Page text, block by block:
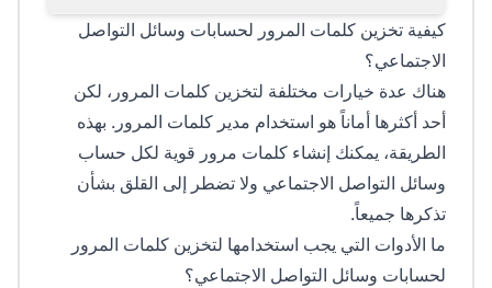
كيفية تخزين كلمات المرور لحسابات وسائل التواصل
الاجتماعي؟
هناك عدة خيارات مختلفة لتخزين كلمات المرور، لكن
أحد أكثرها أماناً هو استخدام مدير كلمات المرور. بهذه
الطريقة، يمكنك إنشاء كلمات مرور قوية لكل حساب
وسائل التواصل الاجتماعي ولا تضطر إلى القلق بشأن
تذكرها جميعاً.
ما الأدوات التي يجب استخدامها لتخزين كلمات المرور
لحسابات وسائل التواصل الاجتماعي؟